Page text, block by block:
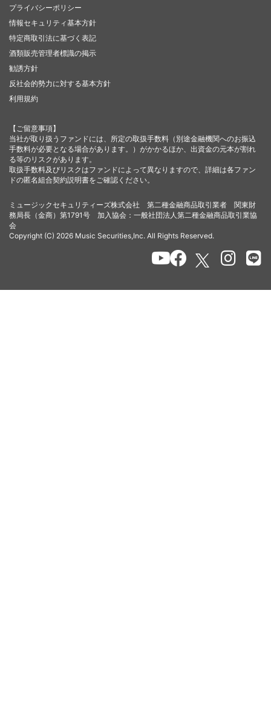
プライバシーポリシー
情報セキュリティ基本方針
特定商取引法に基づく表記
酒類販売管理者標識の掲示
勧誘方針
反社会的勢力に対する基本方針
利用規約
【ご留意事項】
当社が取り扱うファンドには、所定の取扱手数料（別途金融機関へのお振込
手数料が必要となる場合があります。）がかかるほか、出資金の元本が割れ
る等のリスクがあります。
取扱手数料及びリスクはファンドによって異なりますので、詳細は各ファン
ドの匿名組合契約説明書をご確認ください。
ミュージックセキュリティーズ株式会社 第二種金融商品取引業者 関東財
務局長（金商）第1791号 加入協会：一般社団法人第二種金融商品取引業協
会
Copyright (C) 2026 Music Securities,Inc. All Rights Reserved.